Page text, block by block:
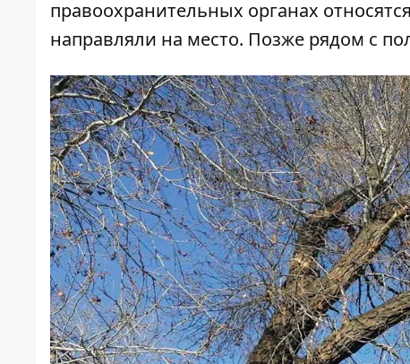
правоохранительных органах
направляли на место. Позже рядом с